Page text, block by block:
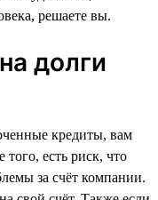
решаете вы.
долги
кредиты, вам
того, есть риск, что
за счёт компании.